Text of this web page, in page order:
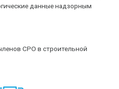
данные надзорным
СРО в строительной